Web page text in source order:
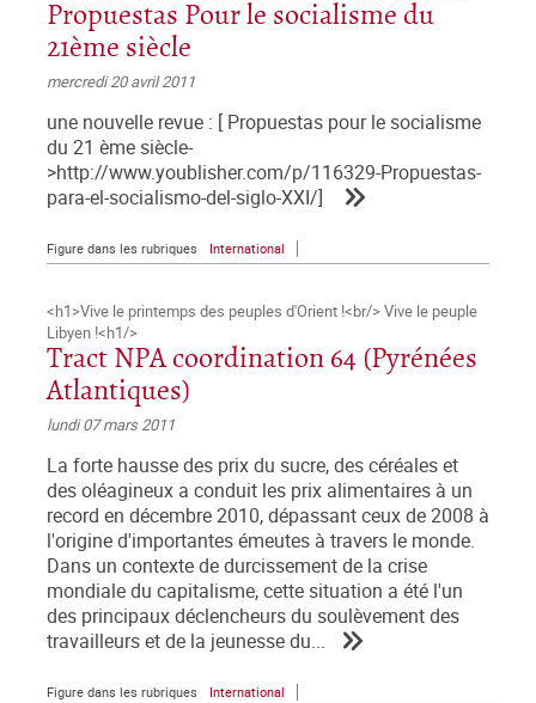
Propuestas Pour le socialisme du
21ème siècle
mercredi 20 avril 2011
une nouvelle revue : [ Propuestas pour le socialisme
du 21 ème siècle-
>http://www.youblisher.com/p/116329-Propuestas-
para-el-socialismo-del-siglo-XXI/]
Figure dans les rubriques International
<h1>Vive le printemps des peuples d'Orient !<br/> Vive le peuple
Libyen !<h1/>
Tract NPA coordination 64 (Pyrénées
Atlantiques)
lundi 07 mars 2011
La forte hausse des prix du sucre, des céréales et
des oléagineux a conduit les prix alimentaires à un
record en décembre 2010, dépassant ceux de 2008 à
l'origine d'importantes émeutes à travers le monde.
Dans un contexte de durcissement de la crise
mondiale du capitalisme, cette situation a été l'un
des principaux déclencheurs du soulèvement des
travailleurs et de la jeunesse du...
Figure dans les rubriques International